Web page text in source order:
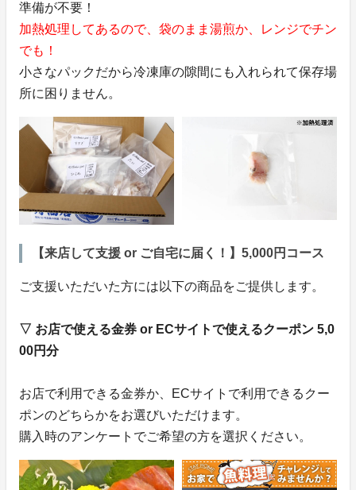
準備が不要！
加熱処理してあるので、袋のまま湯煎か、レンジでチン
でも！
小さなパックだから冷凍庫の隙間にも入れられて保存場
所に困りません。
【来店して支援 or ご自宅に届く！】5,000円コース
ご支援いただいた方には以下の商品をご提供します。
▽ お店で使える金券 or ECサイトで使えるクーポン 5,0
00円分
お店で利用できる金券か、ECサイトで利用できるクー
ポンのどちらかをお選びいただけます。
購入時のアンケートでご希望の方を選択ください。